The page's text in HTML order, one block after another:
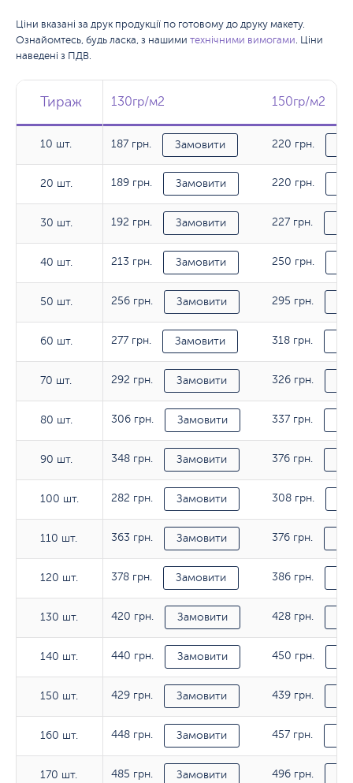
Ціни вказані за друк продукції по готовому до друку макету.
Ознайомтесь, будь ласка, з нашими технічними вимогами . Ціни
наведені з ПДВ.
Тираж
10 шт.
20 шт.
30 шт.
40 шт.
50 шт.
60 шт.
70 шт.
80 шт.
90 шт.
100 шт.
110 шт.
120 шт.
130 шт.
140 шт.
150 шт.
160 шт.
170 шт.
Тираж 130гр/м2 150гр/м2
Тираж 130гр/м2 150гр/м2
10 шт. 187 грн. Замовити 220 грн.
20 шт. 189 грн. Замовити 220 грн.
30 шт. 192 грн. Замовити 227 грн.
40 шт. 213 грн. Замовити 250 грн.
50 шт. 256 грн. Замовити 295 грн.
60 шт. 277 грн. Замовити 318 грн.
70 шт. 292 грн. Замовити 326 грн.
80 шт. 306 грн. Замовити 337 грн.
90 шт. 348 грн. Замовити 376 грн.
100 шт. 282 грн. Замовити 308 грн.
110 шт. 363 грн. Замовити 376 грн.
120 шт. 378 грн. Замовити 386 грн.
130 шт. 420 грн. Замовити 428 грн.
140 шт. 440 грн. Замовити 450 грн.
150 шт. 429 грн. Замовити 439 грн.
160 шт. 448 грн. Замовити 457 грн.
170 шт. 485 грн. Замовити 496 грн.